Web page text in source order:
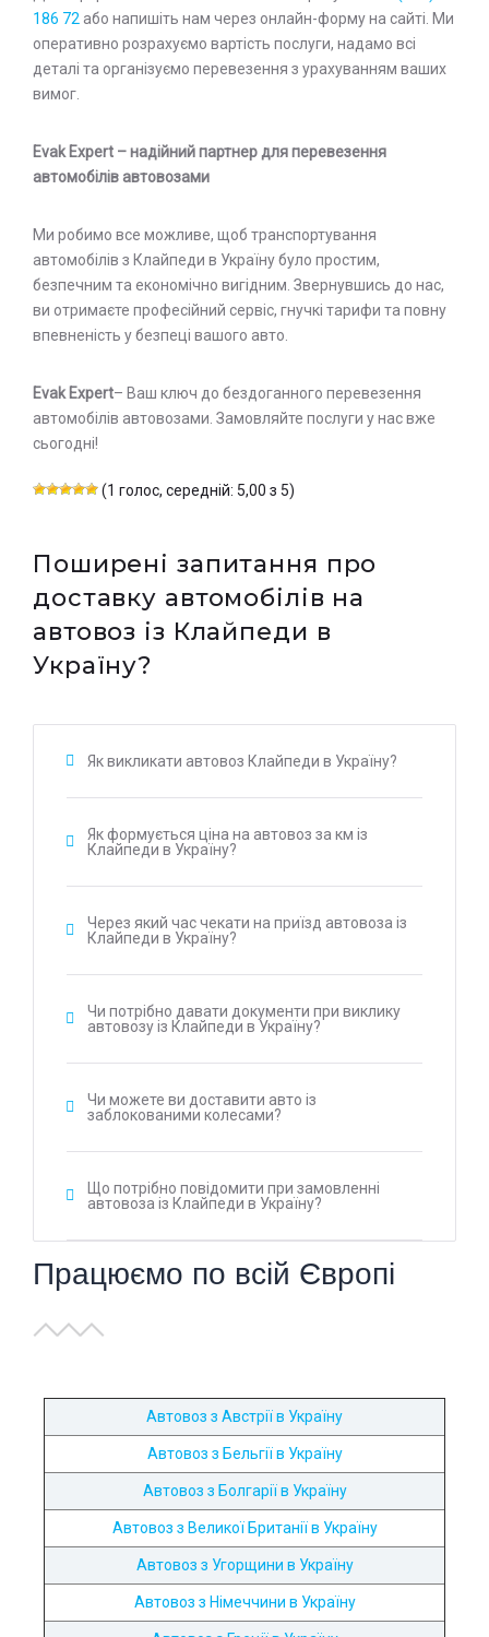
186 72 або напишіть нам через онлайн-форму на сайті. Ми
оперативно розрахуємо вартість послуги, надамо всі
деталі та організуємо перевезення з урахуванням ваших
вимог.
Evak Expert – надійний партнер для перевезення
автомобілів автовозами
Ми робимо все можливе, щоб транспортування
автомобілів з Клайпеди в Україну було простим,
безпечним та економічно вигідним. Звернувшись до нас,
ви отримаєте професійний сервіс, гнучкі тарифи та повну
впевненість у безпеці вашого авто.
Evak Expert– Ваш ключ до бездоганного перевезення
автомобілів автовозами. Замовляйте послуги у нас вже
сьогодні!
(1 голос, середній: 5,00 з 5)
Поширені запитання про
доставку автомобілів на
автовоз із Клайпеди в
Україну?
Як викликати автовоз Клайпеди в Україну?
Як формується ціна на автовоз за км із
Клайпеди в Україну?
Через який час чекати на приїзд автовоза із
Клайпеди в Україну?
Чи потрібно давати документи при виклику
автовозу із Клайпеди в Україну?
Чи можете ви доставити авто із
заблокованими колесами?
Що потрібно повідомити при замовленні
автовоза із Клайпеди в Україну?
Працюємо по всій Європі
Автовоз з Австрії в Україну
Автовоз з Бельгії в Україну
Автовоз з Болгарії в Україну
Автовоз з Великої Британії в Україну
Автовоз з Угорщини в Україну
Автовоз з Німеччини в Україну